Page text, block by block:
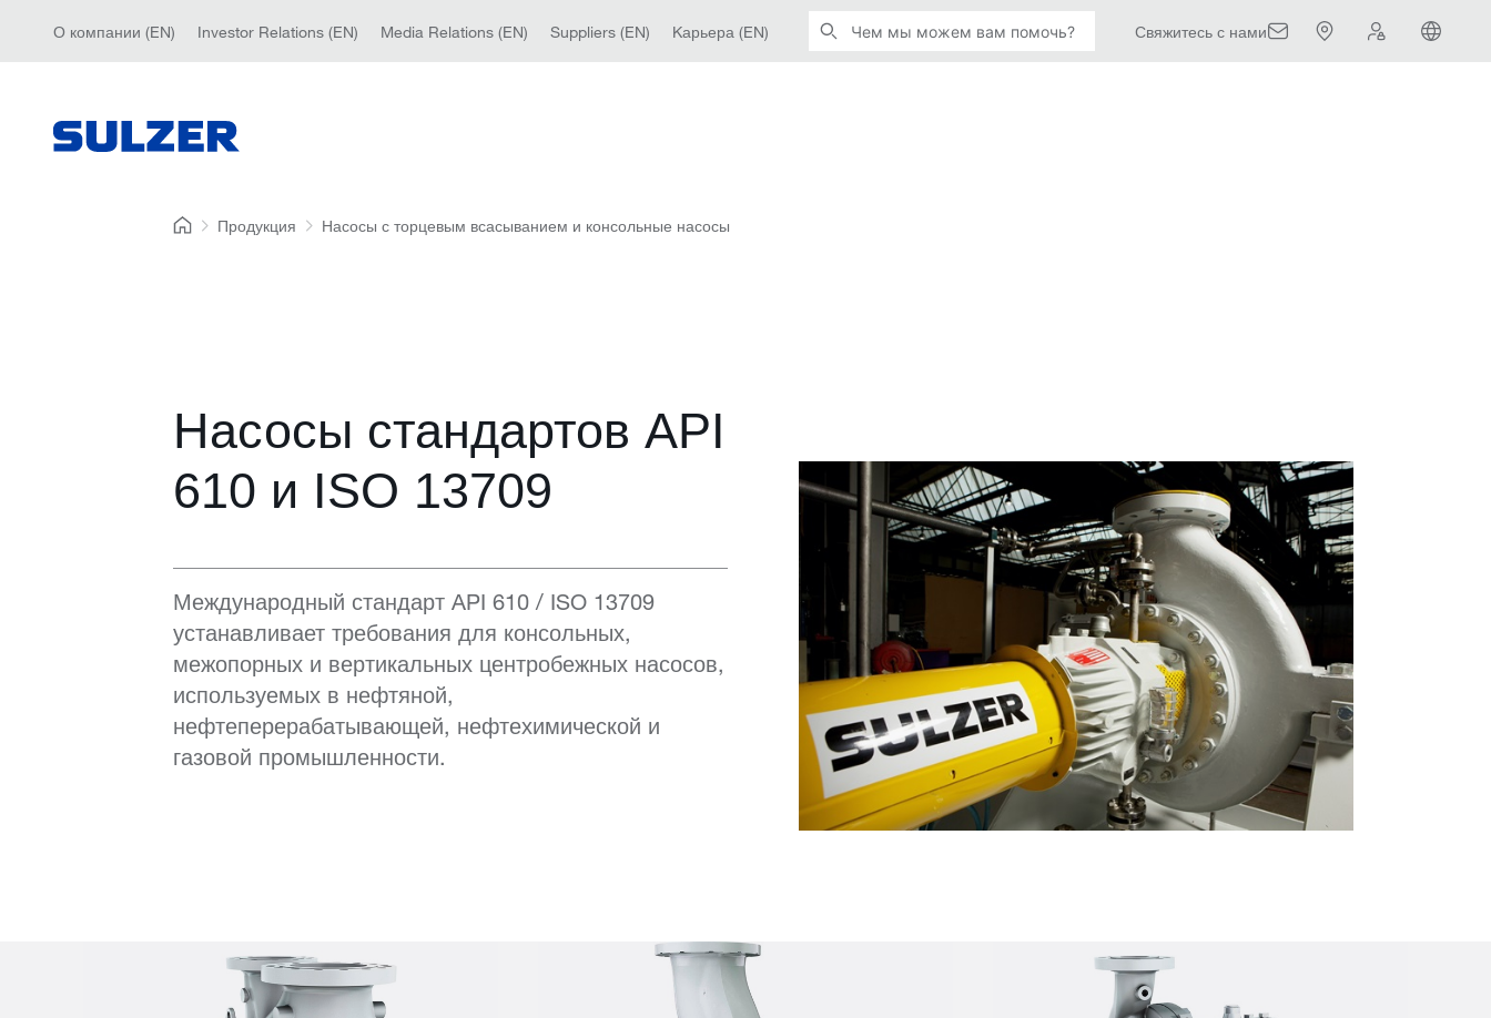
Свяжитесь с нами
О компании (EN) Investor Relations (EN) Media Relations (EN) Suppliers (EN) Kарьера (EN)
Продукция Насосы с торцевым всасыванием и консольные насосы
Насосы стандартов API
610 и ISO 13709
Международный стандарт API 610 / ISO 13709
устанавливает требования для консольных,
межопорных и вертикальных центробежных насосов,
используемых в нефтяной,
нефтеперерабатывающей, нефтехимической и
газовой промышленности.